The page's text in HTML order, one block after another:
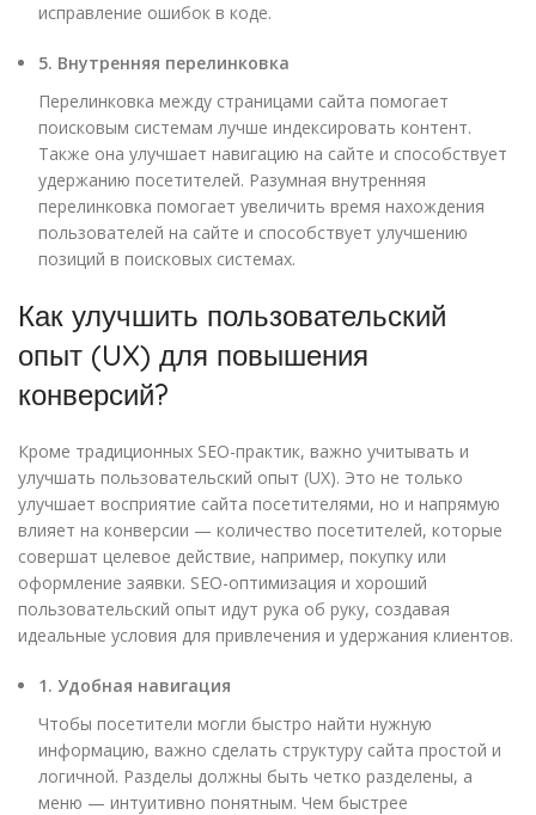
исправление ошибок в коде.
5. Внутренняя перелинковка
Перелинковка между страницами сайта помогает
поисковым системам лучше индексировать контент.
Также она улучшает навигацию на сайте и способствует
удержанию посетителей. Разумная внутренняя
перелинковка помогает увеличить время нахождения
пользователей на сайте и способствует улучшению
позиций в поисковых системах.
Как улучшить пользовательский
опыт (UX) для повышения
конверсий?
Кроме традиционных SEO-практик, важно учитывать и
улучшать пользовательский опыт (UX). Это не только
улучшает восприятие сайта посетителями, но и напрямую
влияет на конверсии — количество посетителей, которые
совершат целевое действие, например, покупку или
оформление заявки. SEO-оптимизация и хороший
пользовательский опыт идут рука об руку, создавая
идеальные условия для привлечения и удержания клиентов.
1. Удобная навигация
Чтобы посетители могли быстро найти нужную
информацию, важно сделать структуру сайта простой и
логичной. Разделы должны быть четко разделены, а
меню — интуитивно понятным. Чем быстрее